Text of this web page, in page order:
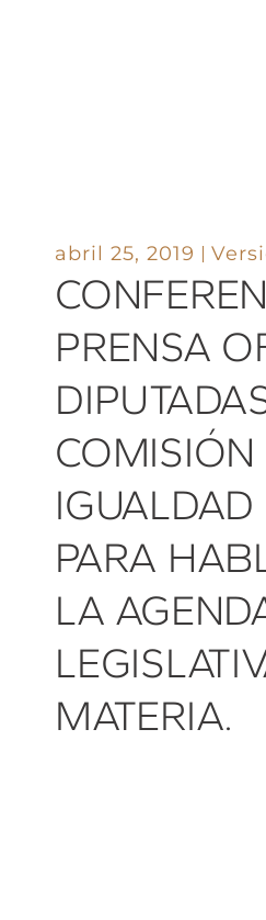
abril 25, 2019
PRENSA
COMISIÓN
IGUALDAD
PARA
LA
MATERIA.